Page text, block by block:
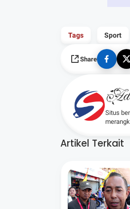
Tags Sport
Share
Situs
Artikel Terkait